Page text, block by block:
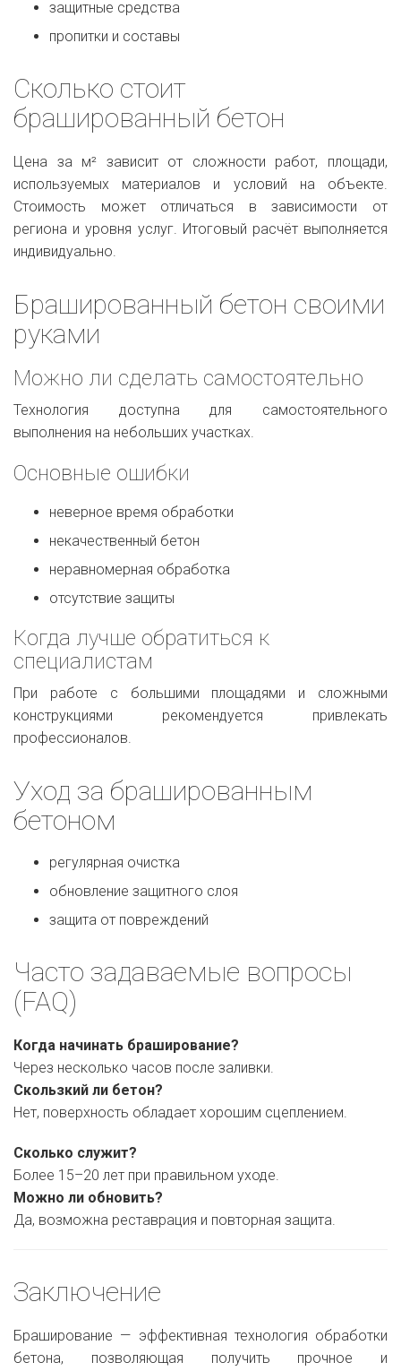
защитные средства
пропитки и составы
Сколько стоит
брашированный бетон
Цена за м² зависит от сложности работ, площади,
используемых материалов и условий на объекте.
Стоимость может отличаться в зависимости от
региона и уровня услуг. Итоговый расчёт выполняется
индивидуально.
Брашированный бетон своими
руками
Можно ли сделать самостоятельно
Технология доступна для самостоятельного
выполнения на небольших участках.
Основные ошибки
неверное время обработки
некачественный бетон
неравномерная обработка
отсутствие защиты
Когда лучше обратиться к
специалистам
При работе с большими площадями и сложными
конструкциями рекомендуется привлекать
профессионалов.
Уход за брашированным
бетоном
регулярная очистка
обновление защитного слоя
защита от повреждений
Часто задаваемые вопросы
(FAQ)
Когда начинать браширование?
Через несколько часов после заливки.
Скользкий ли бетон?
Нет, поверхность обладает хорошим сцеплением.
Сколько служит?
Более 15–20 лет при правильном уходе.
Можно ли обновить?
Да, возможна реставрация и повторная защита.
Заключение
Браширование — эффективная технология обработки
бетона, позволяющая получить прочное и